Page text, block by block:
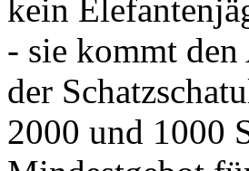
kein
- sie kommt den
der
2000 und 1000